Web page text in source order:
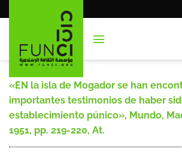
al
«EN la isla de Mogador se han
importantes testimonios de haber
establecimiento púnico», Mundo,
1951, pp. 219-220, At.